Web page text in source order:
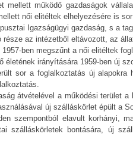
mellett működő gazdaságok
női elitéltek elhelyezésére is
Igazságügyi gazdaság, s a
része az intézetből eltávozott, az
ben megszűnt a női elitéltek
életének irányítására 1959-ben új
sor a foglalkoztatás új alapokra
átvételével a működési terület
új szálláskörlet épült a
szempontból elavult korhányi,
szálláskörletek bontására, új